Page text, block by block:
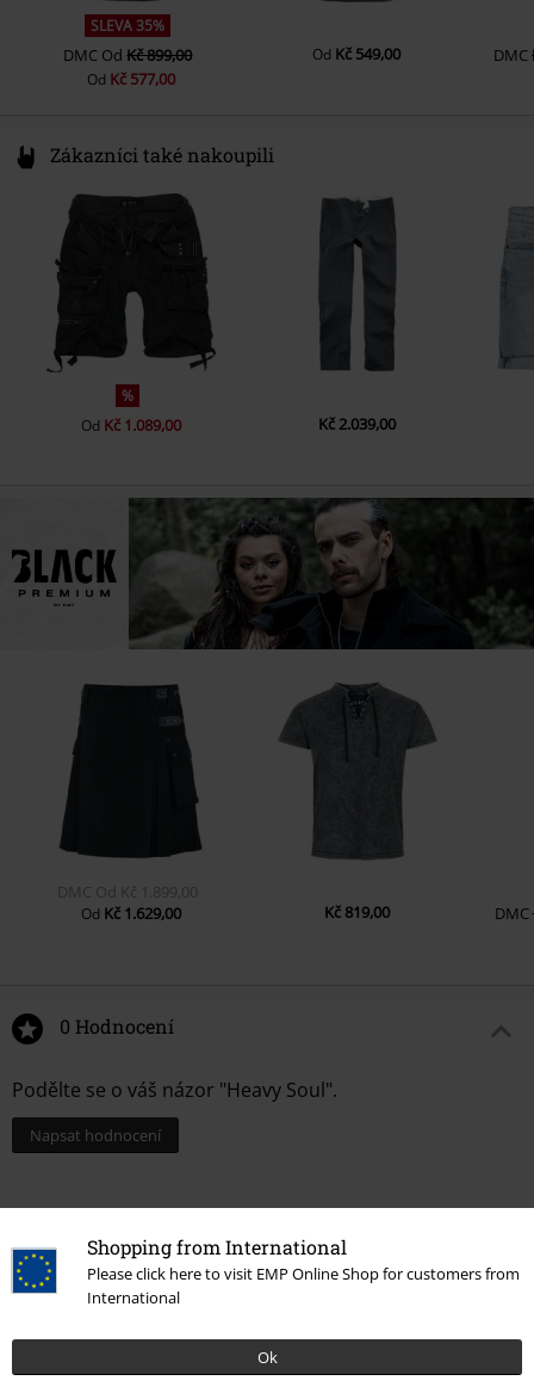
Shopping from International
Please click here to visit EMP Online Shop for customers from
International
Ok
SLEVA 35%
DMC OdKč 899,00
Od Kč 577,00
Od Kč 549,00 DMC
Zákazníci také nakoupili
%
Od Kč 1.089,00 Kč 2.039,00
DMC Od Kč 1.899,00
Od Kč 1.629,00 Kč 819,00 DMC
0 Hodnocení
Podělte se o váš názor "Heavy Soul".
Napsat hodnocení